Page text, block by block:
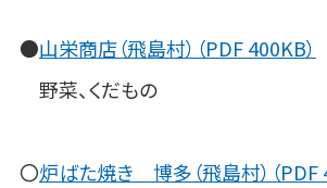
●山栄商店（飛島村）（PDF 400KB）
野菜、くだもの
〇炉ばた焼き 博多（飛島村）（PDF